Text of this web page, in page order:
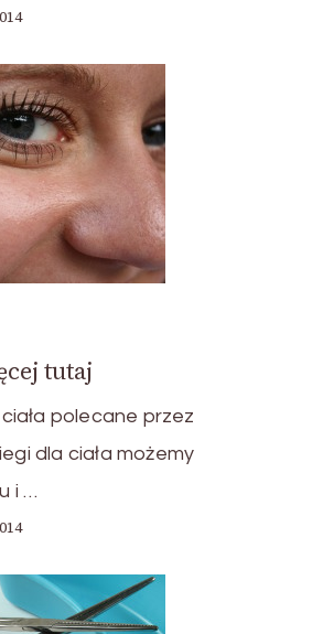
tutaj
polecane przez
dla ciała możemy
i …